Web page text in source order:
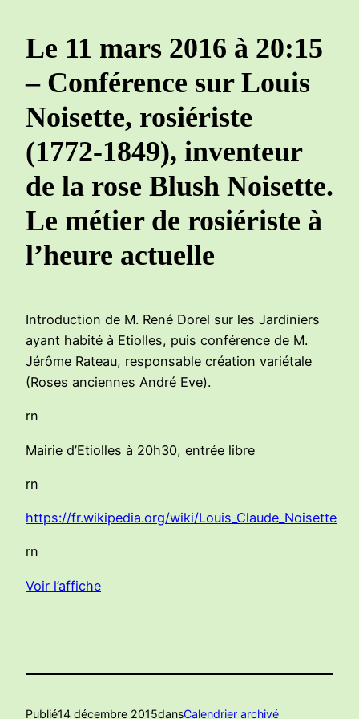
Le 11 mars 2016 à 20:15
– Conférence sur Louis
Noisette, rosiériste
(1772-1849), inventeur
de la rose Blush Noisette.
Le métier de rosiériste à
l’heure actuelle
Introduction de M. René Dorel sur les Jardiniers
ayant habité à Etiolles, puis conférence de M.
Jérôme Rateau, responsable création variétale
(Roses anciennes André Eve).
rn
Mairie d’Etiolles à 20h30, entrée libre
rn
https://fr.wikipedia.org/wiki/Louis_Claude_Noisette
rn
Voir l’affiche
Publié14 décembre 2015dansCalendrier archivé